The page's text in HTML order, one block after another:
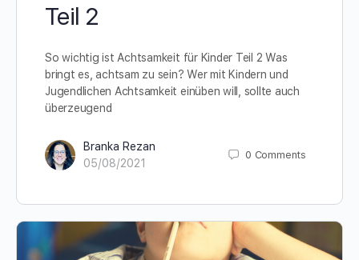
Teil 2
So wichtig ist Achtsamkeit für Kinder Teil 2 Was
bringt es, achtsam zu sein? Wer mit Kindern und
Jugendlichen Achtsamkeit einüben will, sollte auch
überzeugend
Branka Rezan
05/08/2021
0 Comments